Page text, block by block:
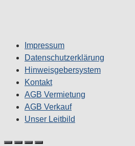
Impressum
Datenschutzerklärung
Hinweisgebersystem
Kontakt
AGB Vermietung
AGB Verkauf
Unser Leitbild